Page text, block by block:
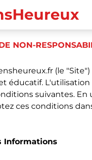
NON-
(le
éducatif. L'utilisation
suivantes. En
ces conditions
Informations